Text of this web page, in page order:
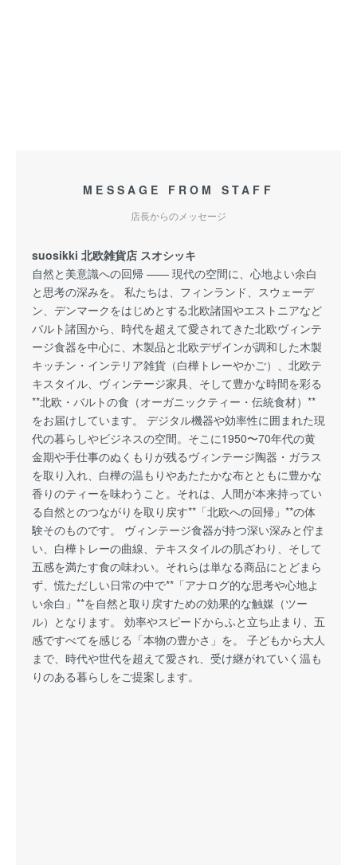
MESSAGE FROM STAFF
店長からのメッセージ
suosikki 北欧雑貨店 スオシッキ
自然と美意識への回帰 —— 現代の空間に、心地よい余白
と思考の深みを。 私たちは、フィンランド、スウェーデ
ン、デンマークをはじめとする北欧諸国やエストニアなど
バルト諸国から、時代を超えて愛されてきた北欧ヴィンテ
ージ食器を中心に、木製品と北欧デザインが調和した木製
キッチン・インテリア雑貨（白樺トレーやかご）、北欧テ
キスタイル、ヴィンテージ家具、そして豊かな時間を彩る
**北欧・バルトの食（オーガニックティー・伝統食材）**
をお届けしています。 デジタル機器や効率性に囲まれた現
代の暮らしやビジネスの空間。そこに1950〜70年代の黄
金期や手仕事のぬくもりが残るヴィンテージ陶器・ガラス
を取り入れ、白樺の温もりやあたたかな布とともに豊かな
香りのティーを味わうこと。それは、人間が本来持ってい
る自然とのつながりを取り戻す**「北欧への回帰」**の体
験そのものです。 ヴィンテージ食器が持つ深い深みと佇ま
い、白樺トレーの曲線、テキスタイルの肌ざわり、そして
五感を満たす食の味わい。それらは単なる商品にとどまら
ず、慌ただしい日常の中で**「アナログ的な思考や心地よ
い余白」**を自然と取り戻すための効果的な触媒（ツー
ル）となります。 効率やスピードからふと立ち止まり、五
感ですべてを感じる「本物の豊かさ」を。 子どもから大人
まで、時代や世代を超えて愛され、受け継がれていく温も
りのある暮らしをご提案します。